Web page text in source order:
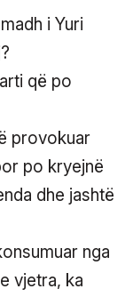
i Yuri
që po
provokuar
po kryejnë
dhe jashtë
nga
vjetra, ka